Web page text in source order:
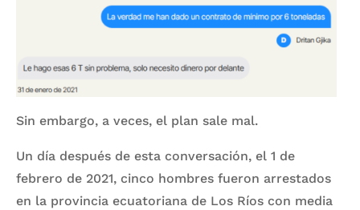
Sin embargo, a veces, el plan sale mal.
Un día después de esta conversación, el 1 de
febrero de 2021, cinco hombres fueron arrestados
en la provincia ecuatoriana de Los Ríos con media